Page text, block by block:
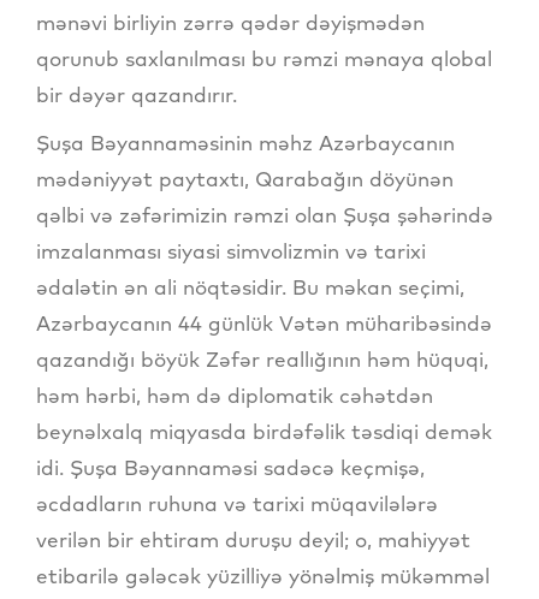
mənəvi birliyin zərrə qədər dəyişmədən
qorunub saxlanılması bu rəmzi mənaya qlobal
bir dəyər qazandırır.
​Şuşa Bəyannaməsinin məhz Azərbaycanın
mədəniyyət paytaxtı, Qarabağın döyünən
qəlbi və zəfərimizin rəmzi olan Şuşa şəhərində
imzalanması siyasi simvolizmin və tarixi
ədalətin ən ali nöqtəsidir. Bu məkan seçimi,
Azərbaycanın 44 günlük Vətən müharibəsində
qazandığı böyük Zəfər reallığının həm hüquqi,
həm hərbi, həm də diplomatik cəhətdən
beynəlxalq miqyasda birdəfəlik təsdiqi demək
idi. Şuşa Bəyannaməsi sadəcə keçmişə,
əcdadların ruhuna və tarixi müqavilələrə
verilən bir ehtiram duruşu deyil; o, mahiyyət
etibarilə gələcək yüzilliyə yönəlmiş mükəmməl